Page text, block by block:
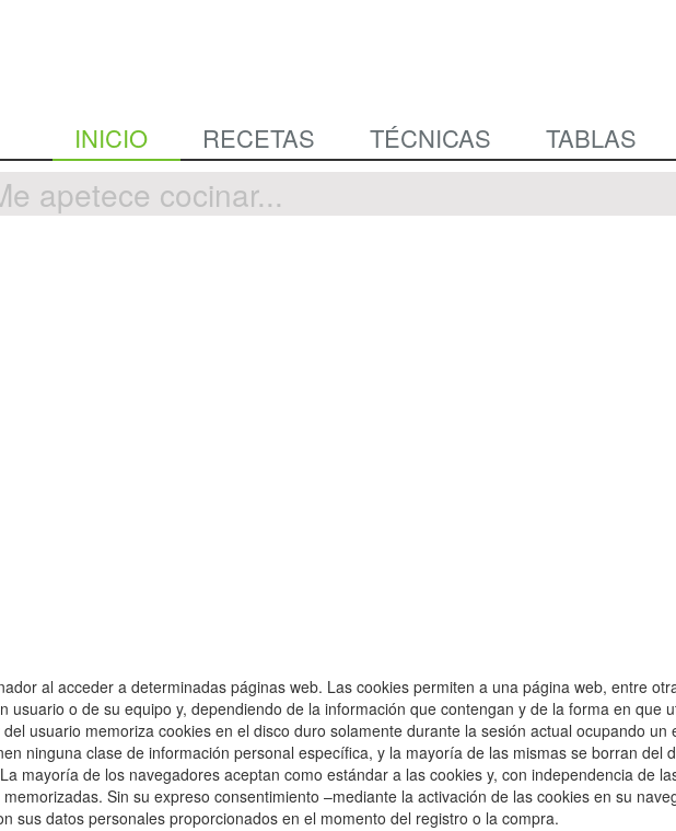
INICIO RECETAS TÉCNICAS TABLAS
al acceder a determinadas páginas web. Las cookies permiten a una página web, entre
usuario o de su equipo y, dependiendo de la información que contengan y de la forma en que
usuario memoriza cookies en el disco duro solamente durante la sesión actual ocupando
ninguna clase de información personal específica, y la mayoría de las mismas se borran del
mayoría de los navegadores aceptan como estándar a las cookies y, con independencia de
Sin su expreso consentimiento –mediante la activación de las cookies en su
sus datos personales proporcionados en el momento del registro o la compra.